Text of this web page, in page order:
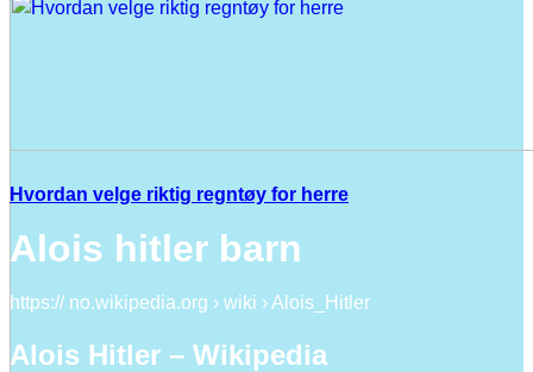
Hvordan velge riktig regntøy for herre
Alois hitler barn
https:// no.wikipedia.org › wiki › Alois_Hitler
Alois Hitler – Wikipedia